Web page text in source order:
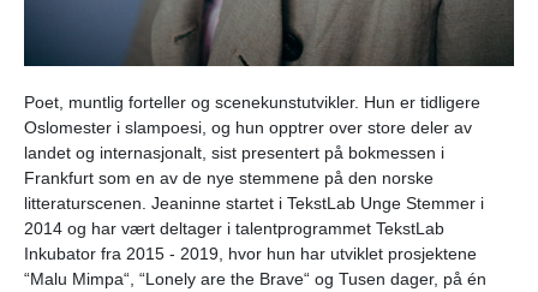
Poet, muntlig forteller og scenekunstutvikler. Hun er tidligere
Oslomester i slampoesi, og hun opptrer over store deler av
landet og internasjonalt, sist presentert på bokmessen i
Frankfurt som en av de nye stemmene på den norske
litteraturscenen. Jeaninne startet i TekstLab Unge Stemmer i
2014 og har vært deltager i talentprogrammet TekstLab
Inkubator fra 2015 - 2019, hvor hun har utviklet prosjektene
“Malu Mimpa“, “Lonely are the Brave“ og Tusen dager, på én